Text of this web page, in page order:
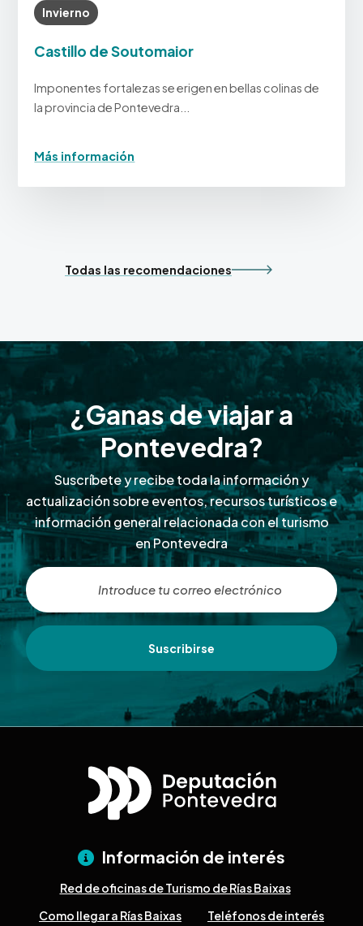
Invierno
Castillo de Soutomaior
Imponentes fortalezas se erigen en bellas colinas de
la provincia de Pontevedra...
Más información
Todas las recomendaciones
¿Ganas de viajar a
Pontevedra?
Suscríbete y recibe toda la información y
actualización sobre eventos, recursos turísticos e
información general relacionada con el turismo
en Pontevedra
Suscribirse
Información de interés
Red de oficinas de Turismo de Rías Baixas
Como llegar a Rías Baixas
Teléfonos de interés